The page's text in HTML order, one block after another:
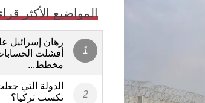
المواضيع الأكثر
رهان إسرائيل
أفشلت
مخطط...
الدولة التي
تكسب تركيا؟